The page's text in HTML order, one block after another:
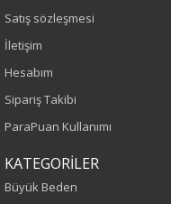
Vizon
Sezon
Sonbahar-Kış
Yetişkin
Satış sözleşmesi
İletişim
Hesabım
Sipariş Takibi
ParaPuan Kullanımı
KATEGORİLER
Büyük Beden